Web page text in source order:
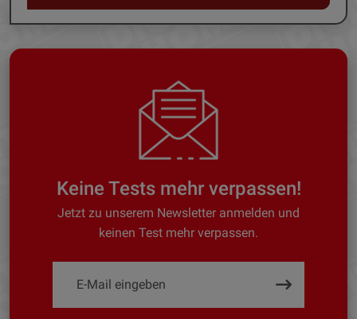
Keine Tests mehr verpassen!
Jetzt zu unserem Newsletter anmelden und
keinen Test mehr verpassen.